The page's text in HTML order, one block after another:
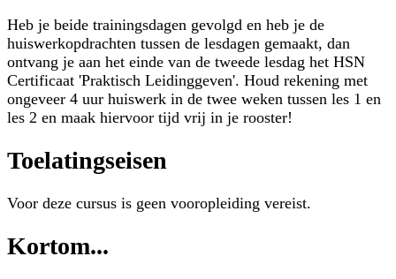
Heb je beide trainingsdagen gevolgd en heb je de
huiswerkopdrachten tussen de lesdagen gemaakt, dan
ontvang je aan het einde van de tweede lesdag het HSN
Certificaat 'Praktisch Leidinggeven'. Houd rekening met
ongeveer 4 uur huiswerk in de twee weken tussen les 1 en
les 2 en maak hiervoor tijd vrij in je rooster!
Toelatingseisen
Voor deze cursus is geen vooropleiding vereist.
Kortom...